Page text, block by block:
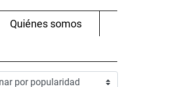
Quiénes somos